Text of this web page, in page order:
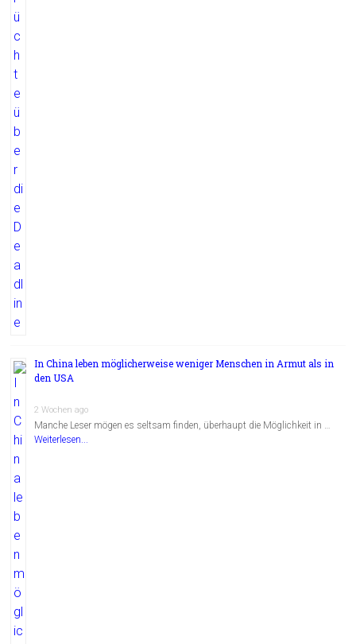
In China leben möglicherweise weniger Menschen in Armut als in
den USA
2 Wochen ago
Manche Leser mögen es seltsam finden, überhaupt die Möglichkeit in …
Weiterlesen...